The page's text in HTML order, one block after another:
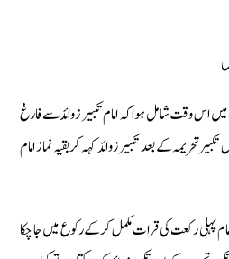
میں اس وقت شامل ہوا کہ امام تکبیر زوائد سے فارغ
تحریمہ کے بعد تکبیر زوائد کہہ کر بقیہ نماز امام
پہلی رکعت کی قرات مکمل کرکے رکوع میں جا چکا